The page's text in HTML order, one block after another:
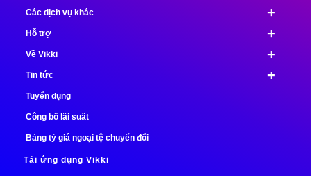
+
Các dịch vụ khác
+
Hỗ trợ
+
Về Vikki
+
Tin tức
Tuyển dụng
Công bố lãi suất
Bảng tỷ giá ngoại tệ chuyển đổi
Tải ứng dụng Vikki